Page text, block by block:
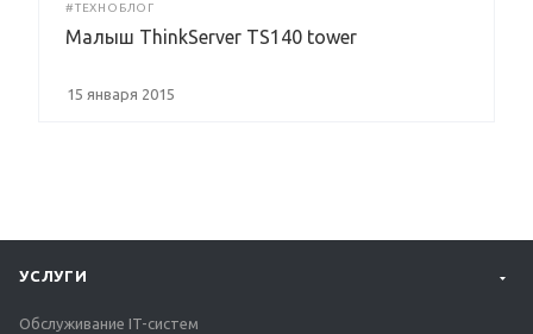
#ТЕХНОБЛОГ
Малыш ThinkServer TS140 tower
15 января 2015
УСЛУГИ
Обслуживание IT-систем